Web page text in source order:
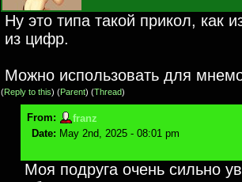
Ну это типа такой прикол, как
из цифр.
Можно использовать для
(Reply to this) (Parent) (Thread)
From:
franz
Date: May 2nd, 2025 - 08:01 pm
Моя подруга очень сильно